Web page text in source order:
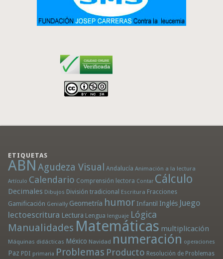
ETIQUETAS
ABN Agudeza Visual Andalucía Animación a la lectura
Artículo Calendario Comprensión lectora Contar Cálculo
Decimales Dibujos División tradicional Escritura Fracciones
Gamificación Genially Geometría humor Infantil Inglés Juego
lectoescritura Lectura Lengua lenguaje Lógica
Manualidades Matemáticas multiplicación
Máquinas didácticas México Navidad numeración operaciones
Paz PDI primaria Problemas Producto Resolución de Problemas